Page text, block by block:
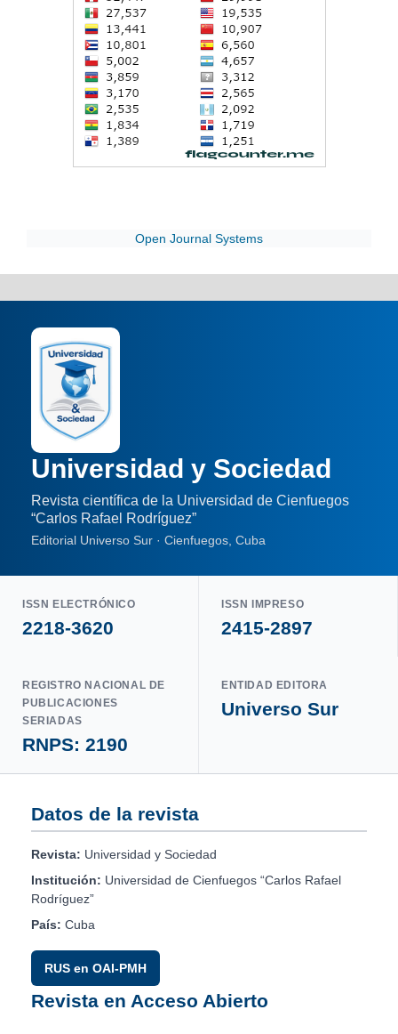
Open Journal Systems
Universidad y Sociedad
Revista científica de la Universidad de Cienfuegos
“Carlos Rafael Rodríguez”
Editorial Universo Sur · Cienfuegos, Cuba
ISSN ELECTRÓNICO
2218-3620
ISSN IMPRESO
2415-2897
REGISTRO NACIONAL DE
PUBLICACIONES
SERIADAS
RNPS: 2190
ENTIDAD EDITORA
Universo Sur
Datos de la revista
Revista: Universidad y Sociedad
Institución: Universidad de Cienfuegos “Carlos Rafael
Rodríguez”
País: Cuba
RUS en OAI-PMH
Revista en Acceso Abierto